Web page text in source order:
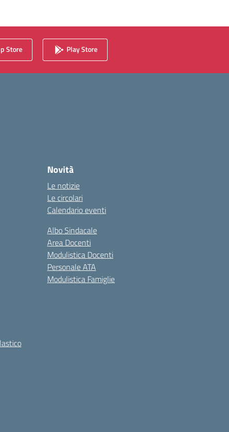
Store Play Store
Novità
Le notizie
Le circolari
Calendario eventi
Albo Sindacale
Area Docenti
Modulistica Docenti
Personale ATA
Modulistica Famiglie